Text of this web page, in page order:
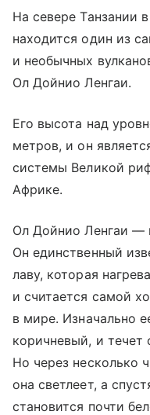
На севере Танзании
находится один из
и необычных
Ол Дойнио Ленгаи.
Его высота над
метров, и он
системы Великой
Африке.
Ол Дойнио Ленгаи —
Он единственный
лаву, которая
и считается самой
в мире. Изначально
коричневый, и течет
Но через несколько
она светлеет, а
становится почти